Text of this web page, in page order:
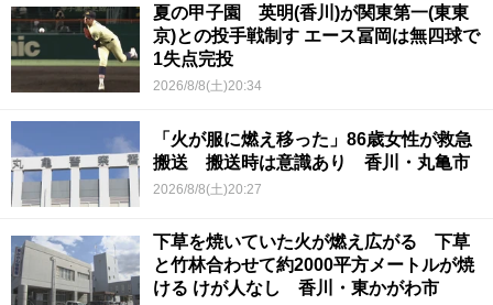
夏の甲子園 英明(香川)が関東第一(東東
京)との投手戦制す エース冨岡は無四球で
1失点完投
2026/8/8(土)20:34
「火が服に燃え移った」86歳女性が救急
搬送 搬送時は意識あり 香川・丸亀市
2026/8/8(土)20:27
下草を焼いていた火が燃え広がる 下草
と竹林合わせて約2000平方メートルが焼
ける けが人なし 香川・東かがわ市